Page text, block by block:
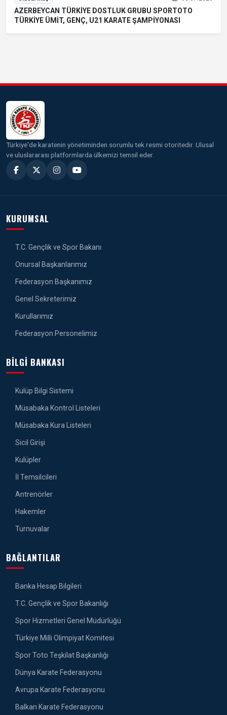
AZERBEYCAN TÜRKİYE DOSTLUK GRUBU SPORTOTO
TÜRKİYE ÜMİT, GENÇ, U21 KARATE ŞAMPİYONASI
Türkiye'de karatenin yönetiminden sorumlu tek resmi otoritedir. Ulusal
ve uluslararası platformlarda ülkemizi temsil eder.
KURUMSAL
T.C. Gençlik ve Spor Bakanı
Onursal Başkanlarımız
Federasyon Başkanımız
Genel Sekreterimiz
Kurullarımız
Federasyon Personelimiz
BILGI BANKASI
Kulüp Bilgi Sistemi
Müsabaka Kontrol Listeleri
Müsabaka Kura Listeleri
Sicil Girişi
Kulüpler
İl Temsilcileri
Antrenörler
Hakemler
Turnuvalar
BAĞLANTILAR
Banka Hesap Bilgileri
T.C. Gençlik ve Spor Bakanlığı
Spor Hizmetleri Genel Müdürlüğü
Türkiye Milli Olimpiyat Komitesi
Spor Toto Teşkilat Başkanlığı
Dünya Karate Federasyonu
Avrupa Karate Federasyonu
Balkan Karate Federasyonu